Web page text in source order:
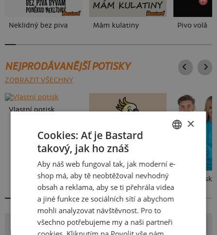
Neklidný bez piva Mám kulatiny Pivo volá
NEJPRODÁVANĚJŠÍ POTISKY
ZOBRAZIT VŠECHNY
Vlastní potisk
Kakat-du Bez potisku
POTISK ZVRHLÁ
SLOVAK
×
Cookies: Ať je Bastard
takový, jak ho znáš
Aby náš web fungoval tak, jak moderní e-
shop má, aby tě neobtěžoval nevhodný
obsah a reklama, aby se ti přehrála videa
a jiné funkce ze sociálních sítí a abychom
mohli analyzovat návštěvnost. Pro to
všechno potřebujeme my a naši partneři